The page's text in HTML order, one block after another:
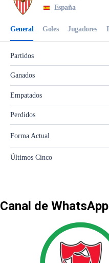
Canal de WhatsApp